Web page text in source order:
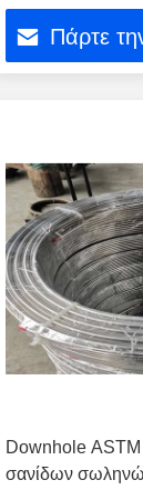
θερμότητας
Πάρτε
Downhole
σανίδων